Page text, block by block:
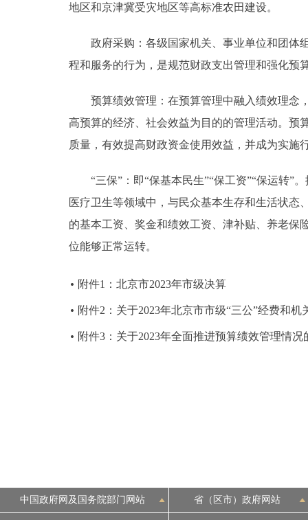
地区和京津冀受灾地区等高标准农田建设。
政府采购：各级国家机关、事业单位和团体组
程和服务的行为，是规范财政支出管理和强化预
预算绩效管理：在预算管理中融入绩效理念，
高预算的经济、社会效益为目的的管理活动。预
质量，有效提高财政资金使用效益，并成为实
“三保”：即“保基本民生”“保工资”“保运转”。
医疗卫生等领域中，与民众基本生存和生活状态
的基本工资、奖金和绩效工资、津补贴、养老保
位能够正常运转。
附件1：北京市2023年市级决算
附件2：关于2023年北京市市级“三公”经费和
附件3：关于2023年全面推进预算绩效管理情况
中国政府网及国务院部门网站 省（区市）政府网站